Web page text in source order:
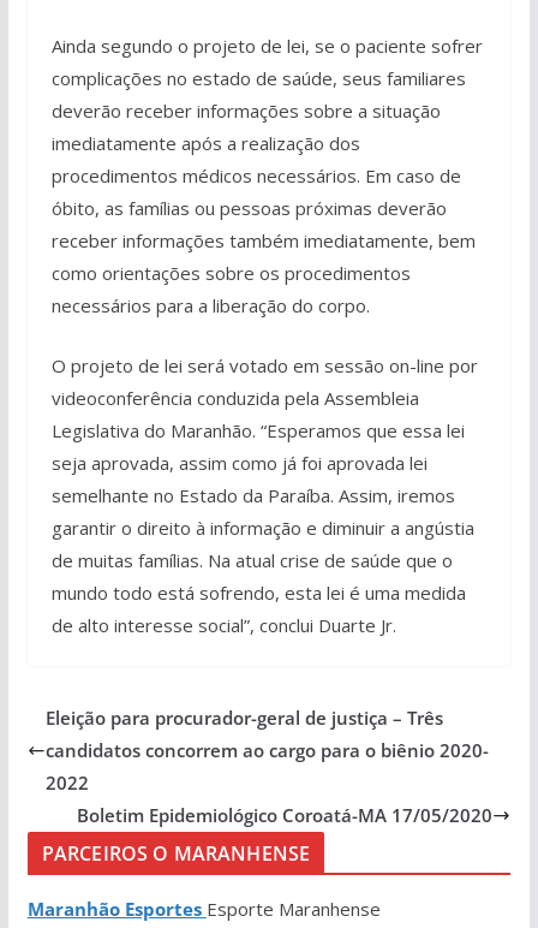
Ainda segundo o projeto de lei, se o paciente sofrer
complicações no estado de saúde, seus familiares
deverão receber informações sobre a situação
imediatamente após a realização dos
procedimentos médicos necessários. Em caso de
óbito, as famílias ou pessoas próximas deverão
receber informações também imediatamente, bem
como orientações sobre os procedimentos
necessários para a liberação do corpo.
O projeto de lei será votado em sessão on-line por
videoconferência conduzida pela Assembleia
Legislativa do Maranhão. “Esperamos que essa lei
seja aprovada, assim como já foi aprovada lei
semelhante no Estado da Paraíba. Assim, iremos
garantir o direito à informação e diminuir a angústia
de muitas famílias. Na atual crise de saúde que o
mundo todo está sofrendo, esta lei é uma medida
de alto interesse social”, conclui Duarte Jr.
Eleição para procurador-geral de justiça – Três
candidatos concorrem ao cargo para o biênio 2020-
2022
Boletim Epidemiológico Coroatá-MA 17/05/2020
PARCEIROS O MARANHENSE
Maranhão Esportes Esporte Maranhense